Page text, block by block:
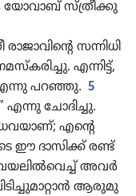
യോവാ​ബ്‌ സ്‌ത്രീ​ക്കു
സന്നിധി​
എന്നിട്ട്‌,
എന്നു പറഞ്ഞു. 5
എന്നു ചോദി​ച്ചു.
എന്റെ
ഈ ദാസിക്ക്‌ രണ്ട്‌
അവർ
ആരുമു​